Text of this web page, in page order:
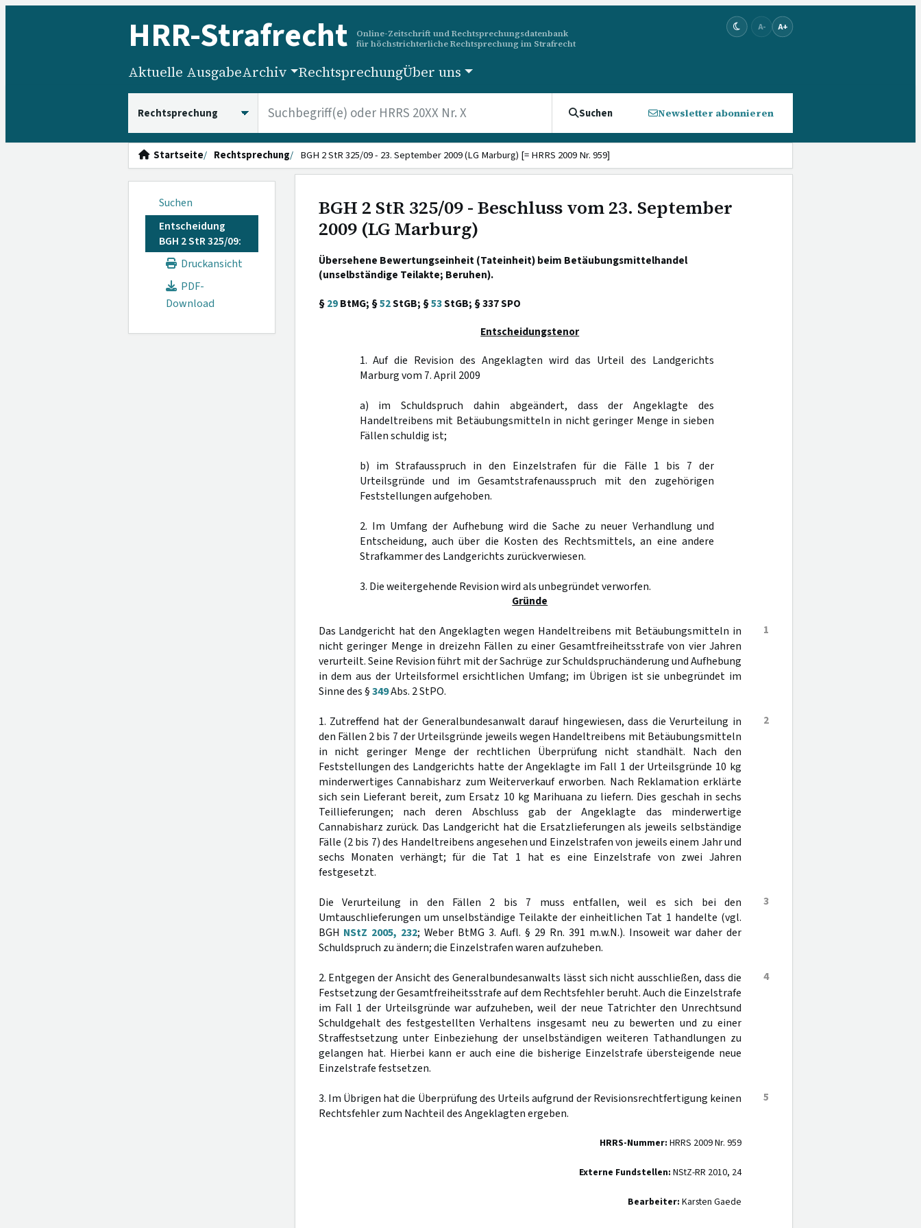
HRR-Strafrecht
Online-Zeitschrift und Rechtsprechungsdatenbank
für höchstrichterliche Rechtsprechung im Strafrecht
A- A+
Aktuelle AusgabeArchiv RechtsprechungÜber uns
Suchen Newsletter abonnieren
Startseite Rechtsprechung BGH 2 StR 325/09 - 23. September 2009 (LG Marburg) [= HRRS 2009 Nr. 959]
Suchen
Entscheidung
BGH 2 StR 325/09:
Druckansicht
PDF-
Download
BGH 2 StR 325/09 - Beschluss vom 23. September
2009 (LG Marburg)
Übersehene Bewertungseinheit (Tateinheit) beim Betäubungsmittelhandel
(unselbständige Teilakte; Beruhen).
§29BtMG; §52StGB; §53StGB; § 337 SPO
Entscheidungstenor
1. Auf die Revision des Angeklagten wird das Urteil des Landgerichts
Marburg vom 7. April 2009
a) im Schuldspruch dahin abgeändert, dass der Angeklagte des
Handeltreibens mit Betäubungsmitteln in nicht geringer Menge in sieben
Fällen schuldig ist;
b) im Strafausspruch in den Einzelstrafen für die Fälle 1 bis 7 der
Urteilsgründe und im Gesamtstrafenausspruch mit den zugehörigen
Feststellungen aufgehoben.
2. Im Umfang der Aufhebung wird die Sache zu neuer Verhandlung und
Entscheidung, auch über die Kosten des Rechtsmittels, an eine andere
Strafkammer des Landgerichts zurückverwiesen.
3. Die weitergehende Revision wird als unbegründet verworfen.
Gründe
1
Das Landgericht hat den Angeklagten wegen Handeltreibens mit Betäubungsmitteln in
nicht geringer Menge in dreizehn Fällen zu einer Gesamtfreiheitsstrafe von vier Jahren
verurteilt. Seine Revision führt mit der Sachrüge zur Schuldspruchänderung und Aufhebung
in dem aus der Urteilsformel ersichtlichen Umfang; im Übrigen ist sie unbegründet im
Sinne des §349Abs. 2 StPO.
2
1. Zutreffend hat der Generalbundesanwalt darauf hingewiesen, dass die Verurteilung in
den Fällen 2 bis 7 der Urteilsgründe jeweils wegen Handeltreibens mit Betäubungsmitteln
in nicht geringer Menge der rechtlichen Überprüfung nicht standhält. Nach den
Feststellungen des Landgerichts hatte der Angeklagte im Fall 1 der Urteilsgründe 10 kg
minderwertiges Cannabisharz zum Weiterverkauf erworben. Nach Reklamation erklärte
sich sein Lieferant bereit, zum Ersatz 10 kg Marihuana zu liefern. Dies geschah in sechs
Teillieferungen; nach deren Abschluss gab der Angeklagte das minderwertige
Cannabisharz zurück. Das Landgericht hat die Ersatzlieferungen als jeweils selbständige
Fälle (2 bis 7) des Handeltreibens angesehen und Einzelstrafen von jeweils einem Jahr und
sechs Monaten verhängt; für die Tat 1 hat es eine Einzelstrafe von zwei Jahren
festgesetzt.
3
Die Verurteilung in den Fällen 2 bis 7 muss entfallen, weil es sich bei den
Umtauschlieferungen um unselbständige Teilakte der einheitlichen Tat 1 handelte (vgl.
BGH NStZ 2005, 232; Weber BtMG 3. Aufl. § 29 Rn. 391 m.w.N.). Insoweit war daher der
Schuldspruch zu ändern; die Einzelstrafen waren aufzuheben.
4
2. Entgegen der Ansicht des Generalbundesanwalts lässt sich nicht ausschließen, dass die
Festsetzung der Gesamtfreiheitsstrafe auf dem Rechtsfehler beruht. Auch die Einzelstrafe
im Fall 1 der Urteilsgründe war aufzuheben, weil der neue Tatrichter den Unrechtsund
Schuldgehalt des festgestellten Verhaltens insgesamt neu zu bewerten und zu einer
Straffestsetzung unter Einbeziehung der unselbständigen weiteren Tathandlungen zu
gelangen hat. Hierbei kann er auch eine die bisherige Einzelstrafe übersteigende neue
Einzelstrafe festsetzen.
5
3. Im Übrigen hat die Überprüfung des Urteils aufgrund der Revisionsrechtfertigung keinen
Rechtsfehler zum Nachteil des Angeklagten ergeben.
HRRS-Nummer: HRRS 2009 Nr. 959
Externe Fundstellen: NStZ-RR 2010, 24
Bearbeiter: Karsten Gaede